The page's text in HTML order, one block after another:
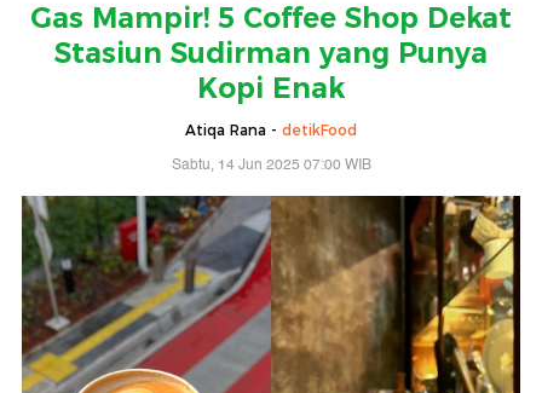
Gas Mampir! 5 Coffee Shop Dekat
Stasiun Sudirman yang Punya
Kopi Enak
Atiqa Rana - detikFood
Sabtu, 14 Jun 2025 07:00 WIB